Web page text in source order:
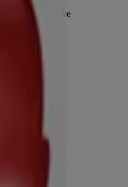
affection grave
vertes